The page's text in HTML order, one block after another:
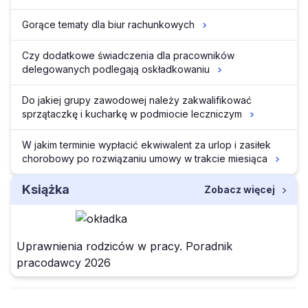
Gorące tematy dla biur rachunkowych
Czy dodatkowe świadczenia dla pracowników
delegowanych podlegają oskładkowaniu
Do jakiej grupy zawodowej należy zakwalifikować
sprzątaczkę i kucharkę w podmiocie leczniczym
W jakim terminie wypłacić ekwiwalent za urlop i zasiłek
chorobowy po rozwiązaniu umowy w trakcie miesiąca
Książka Zobacz więcej
Uprawnienia rodziców w pracy. Poradnik
pracodawcy 2026